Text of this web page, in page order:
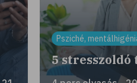
Psziché,
5 stresszoldó